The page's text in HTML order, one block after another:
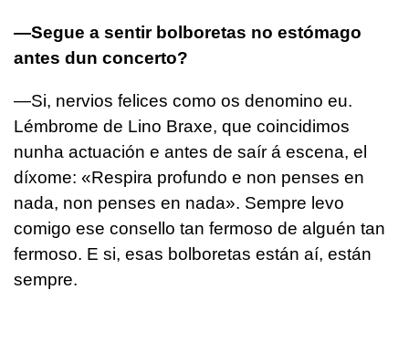
—Segue a sentir bolboretas no estómago
antes dun concerto?
—Si, nervios felices como os denomino eu.
Lémbrome de Lino Braxe, que coincidimos
nunha actuación e antes de saír á escena, el
díxome: «Respira profundo e non penses en
nada, non penses en nada». Sempre levo
comigo ese consello tan fermoso de alguén tan
fermoso. E si, esas bolboretas están aí, están
sempre.